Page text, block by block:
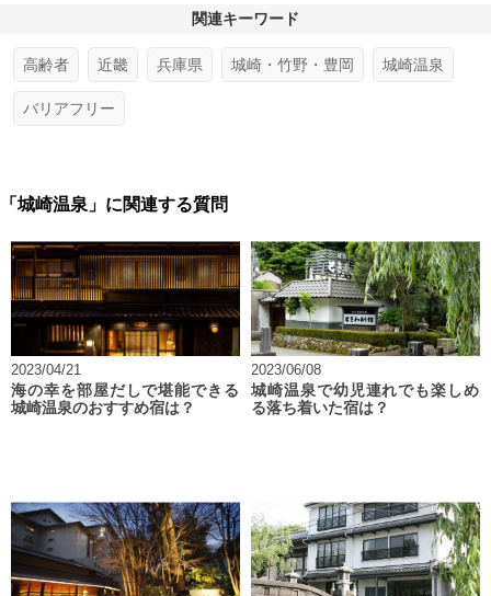
関連キーワード
高齢者 近畿 兵庫県 城崎・竹野・豊岡 城崎温泉
バリアフリー
「城崎温泉」に関連する質問
2023/04/21
海の幸を部屋だしで堪能できる
城崎温泉のおすすめ宿は？
2023/06/08
城崎温泉で幼児連れでも楽しめ
る落ち着いた宿は？